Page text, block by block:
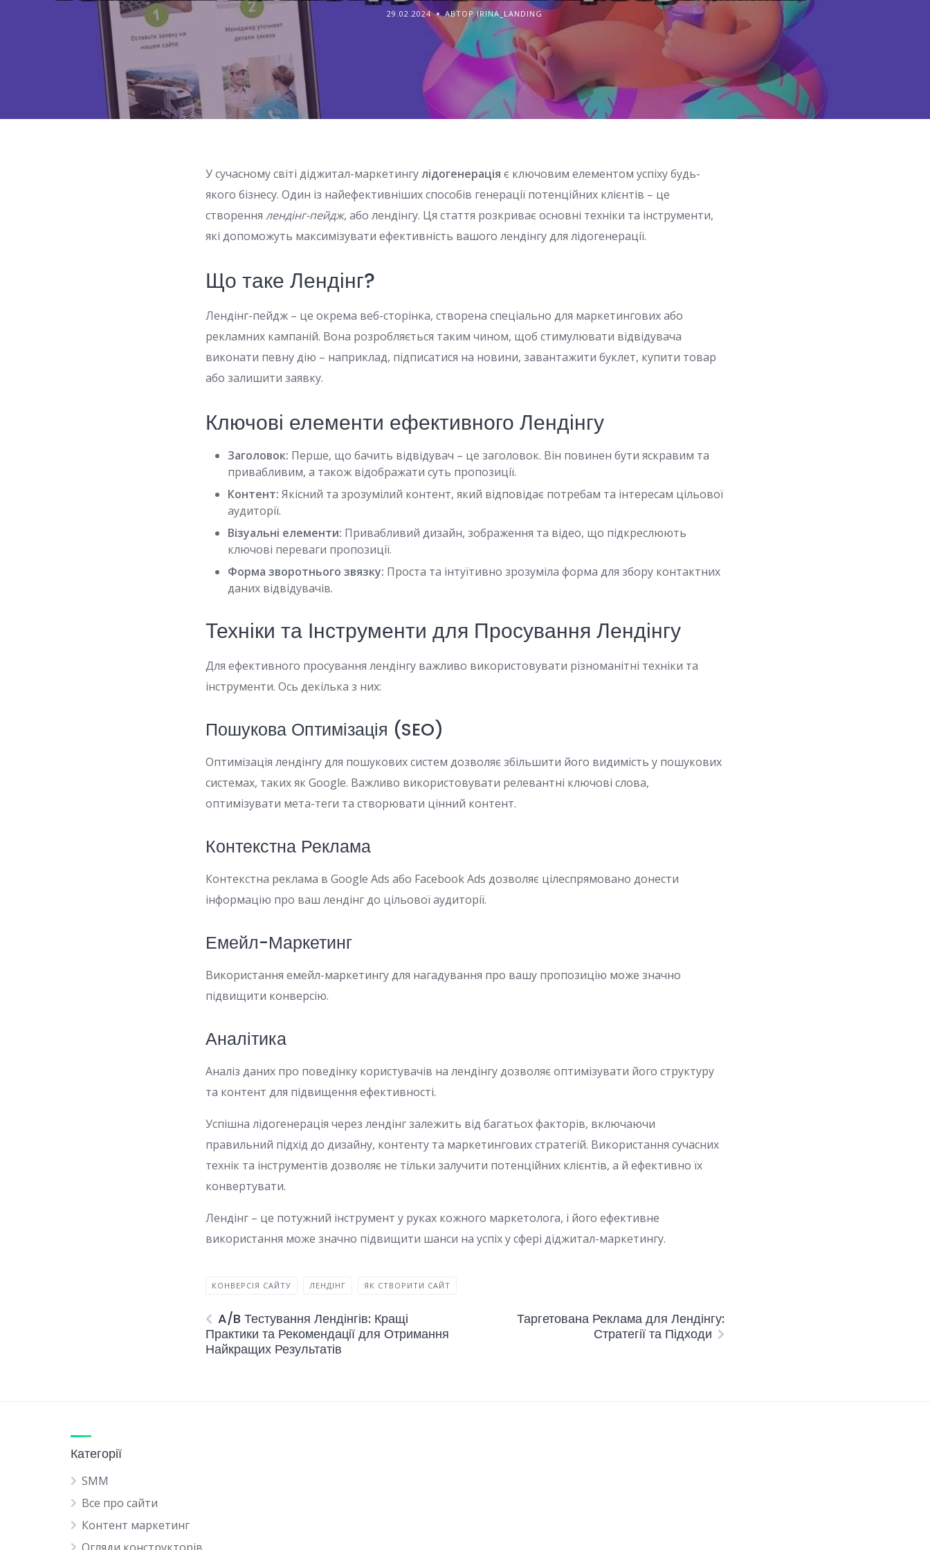
29.02.2024 АВТОР IRINA_LANDING
У сучасному світі діджитал-маркетингулідогенерація є ключовим елементом успіху будь-
якого бізнесу. Один із найефективніших способів генерації потенційних клієнтів – це
створеннялендінг-пейдж, або лендінгу. Ця стаття розкриває основні техніки та інструменти,
які допоможуть максимізувати ефективність вашого лендінгу для лідогенерації.
Що таке Лендінг?
Лендінг-пейдж – це окрема веб-сторінка, створена спеціально для маркетингових або
рекламних кампаній. Вона розробляється таким чином, щоб стимулювати відвідувача
виконати певну дію – наприклад, підписатися на новини, завантажити буклет, купити товар
або залишити заявку.
Ключові елементи ефективного Лендінгу
Заголовок: Перше, що бачить відвідувач – це заголовок. Він повинен бути яскравим та
привабливим, а також відображати суть пропозиції.
Контент: Якісний та зрозумілий контент, який відповідає потребам та інтересам цільової
аудиторії.
Візуальні елементи: Привабливий дизайн, зображення та відео, що підкреслюють
ключові переваги пропозиції.
Форма зворотнього звязку: Проста та інтуїтивно зрозуміла форма для збору контактних
даних відвідувачів.
Техніки та Інструменти для Просування Лендінгу
Для ефективного просування лендінгу важливо використовувати різноманітні техніки та
інструменти. Ось декілька з них:
Пошукова Оптимізація (SEO)
Оптимізація лендінгу для пошукових систем дозволяє збільшити його видимість у пошукових
системах, таких як Google. Важливо використовувати релевантні ключові слова,
оптимізувати мета-теги та створювати цінний контент.
Контекстна Реклама
Контекстна реклама в Google Ads або Facebook Ads дозволяє цілеспрямовано донести
інформацію про ваш лендінг до цільової аудиторії.
Емейл-Маркетинг
Використання емейл-маркетингу для нагадування про вашу пропозицію може значно
підвищити конверсію.
Аналітика
Аналіз даних про поведінку користувачів на лендінгу дозволяє оптимізувати його структуру
та контент для підвищення ефективності.
Успішна лідогенерація через лендінг залежить від багатьох факторів, включаючи
правильний підхід до дизайну, контенту та маркетингових стратегій. Використання сучасних
технік та інструментів дозволяє не тільки залучити потенційних клієнтів, а й ефективно їх
конвертувати.
Лендінг – це потужний інструмент у руках кожного маркетолога, і його ефективне
використання може значно підвищити шанси на успіх у сфері діджитал-маркетингу.
КОНВЕРСІЯ САЙТУ ЛЕНДІНГ ЯК СТВОРИТИ САЙТ
A/B Тестування Лендінгів: Кращі
Практики та Рекомендації для Отримання
Найкращих Результатів
Таргетована Реклама для Лендінгу:
Стратегії та Підходи
Категорії
SMM
Все про сайти
Контент маркетинг